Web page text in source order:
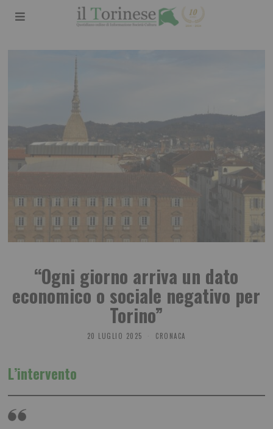
“Ogni giorno arriva un dato
economico o sociale negativo per
Torino”
20 LUGLIO 2025 CRONACA
L’intervento